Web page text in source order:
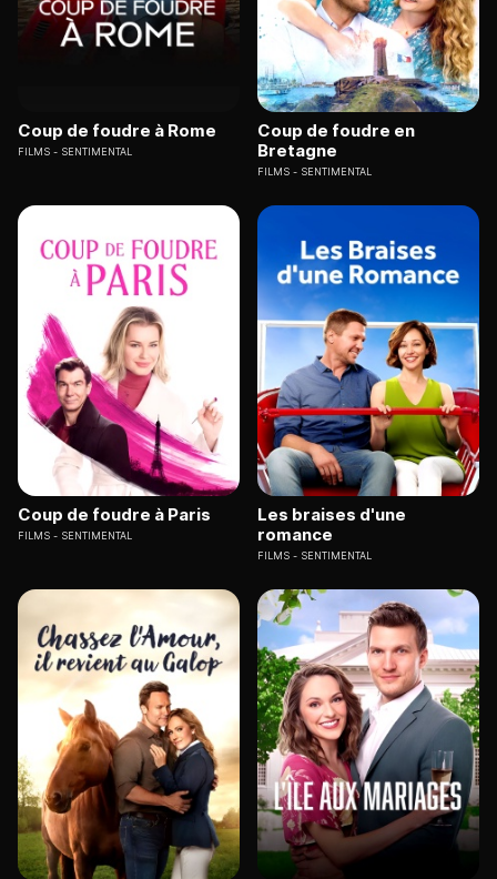
Coup de foudre à Rome
FILMS SENTIMENTAL
Coup de foudre en
Bretagne
FILMS SENTIMENTAL
Coup de foudre à Paris
FILMS SENTIMENTAL
Les braises d'une
romance
FILMS SENTIMENTAL